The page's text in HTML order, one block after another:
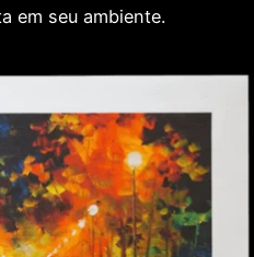
em seu ambiente.